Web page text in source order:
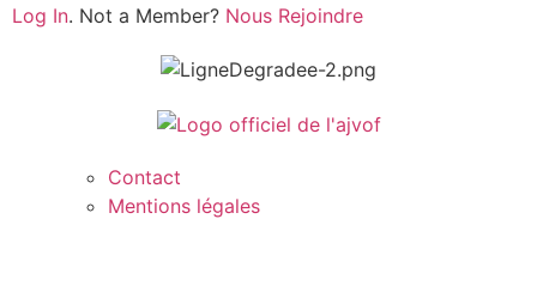
Log In. Not a Member? Nous Rejoindre
Contact
Mentions légales